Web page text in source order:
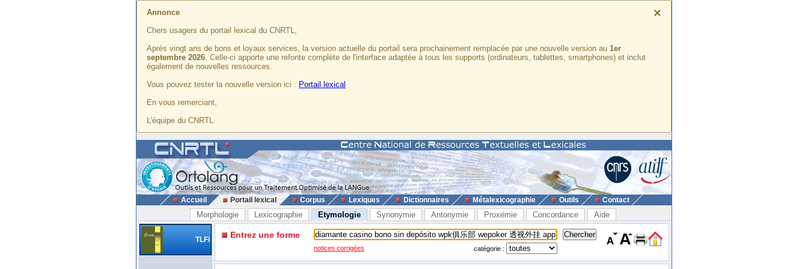
×
Annonce
Chers usagers du portail lexical du CNRTL,
Après vingt ans de bons et loyaux services, la version actuelle du portail sera prochainement remplacée par une nouvelle version au 1er
septembre 2026. Celle-ci apporte une refonte complète de l'interface adaptée à tous les supports (ordinateurs, tablettes, smartphones) et inclut
également de nouvelles ressources.
Vous pouvez tester la nouvelle version ici : Portail lexical
En vous remerciant,
L'équipe du CNRTL
Accueil Portail lexical Corpus Lexiques Dictionnaires Métalexicographie Outils Contact
Morphologie Lexicographie Etymologie Synonymie Antonymie Proxémie Concordance Aide
TLFi Entrez une forme
notices corrigées catégorie :